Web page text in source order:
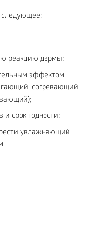
следующее:
реакцию дермы;
эффектом,
согревающий,
и срок годности;
увлажняющий